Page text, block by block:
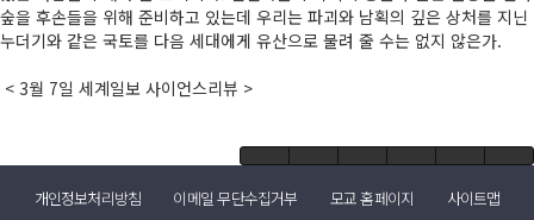
숲을 후손들을 위해 준비하고 있는데 우리는 파괴와 남획의 깊은 상처를 지닌
누더기와 같은 국토를 다음 세대에게 유산으로 물려 줄 수는 없지 않은가.
< 3월 7일 세계일보 사이언스리뷰 >
개인정보처리방침 이메일 무단수집거부 모교 홈페이지 사이트맵